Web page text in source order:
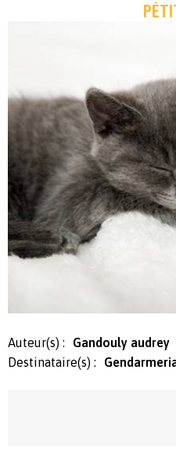
Auteur(s) :
Gandouly audrey
Destinataire(s) :